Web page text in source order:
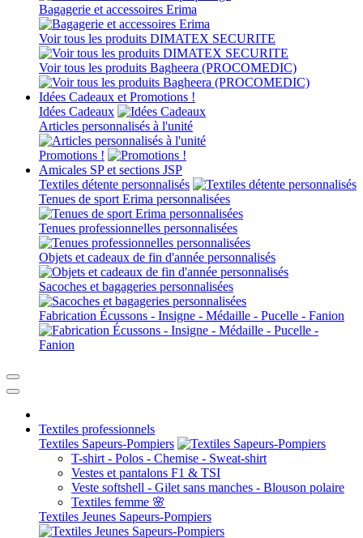
Bagagerie et accessoires Erima
Voir tous les produits DIMATEX SECURITE
Voir tous les produits Bagheera (PROCOMEDIC)
Idées Cadeaux et Promotions !
Idées Cadeaux
Articles personnalisés à l'unité
Promotions !
Amicales SP et sections JSP
Textiles détente personnalisés
Tenues de sport Erima personnalisées
Tenues professionnelles personnalisées
Objets et cadeaux de fin d'année personnalisés
Sacoches et bagageries personnalisées
Fabrication Écussons - Insigne - Médaille - Pucelle - Fanion
Textiles professionnels
Textiles Sapeurs-Pompiers
T-shirt - Polos - Chemise - Sweat-shirt
Vestes et pantalons F1 & TSI
Veste softshell - Gilet sans manches - Blouson polaire
Textiles femme 🌸
Textiles Jeunes Sapeurs-Pompiers